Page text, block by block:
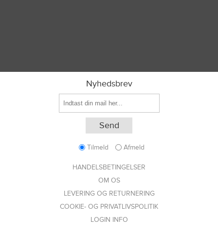
Nyhedsbrev
Tilmeld Afmeld
HANDELSBETINGELSER
OM OS
LEVERING OG RETURNERING
COOKIE- OG PRIVATLIVSPOLITIK
LOGIN INFO